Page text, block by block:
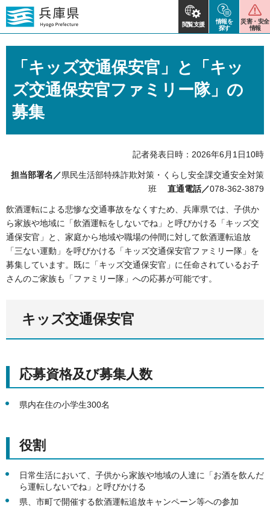
閲覧支援
情報を
探す
災害・安全
情報
「キッズ交通保安官」と「キッ
ズ交通保安官ファミリー隊」の
募集
記者発表日時：2026年6月1日10時
担当部署名／県民生活部特殊詐欺対策・くらし安全課交通安全対策
班 直通電話／078-362-3879
飲酒運転による悲惨な交通事故をなくすため、兵庫県では、子供か
ら家族や地域に「飲酒運転をしないでね」と呼びかける「キッズ交
通保安官」と、家庭から地域や職場の仲間に対して飲酒運転追放
「三ない運動」を呼びかける「キッズ交通保安官ファミリー隊」を
募集しています。既に「キッズ交通保安官」に任命されているお子
さんのご家族も「ファミリー隊」への応募が可能です。
キッズ交通保安官
応募資格及び募集人数
県内在住の小学生300名
役割
日常生活において、子供から家族や地域の人達に「お酒を飲んだ
ら運転しないでね」と呼びかける
県、市町で開催する飲酒運転追放キャンペーン等への参加